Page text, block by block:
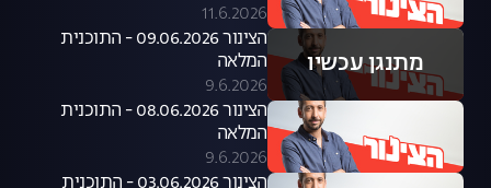
11.6.2026
מתנגן עכשיו
הצינור 09.06.2026 - התוכנית
המלאה
9.6.2026
הצינור 08.06.2026 - התוכנית
המלאה
9.6.2026